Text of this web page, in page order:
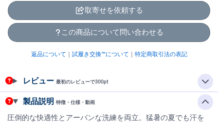
取寄せを依頼する
この商品について問い合わせる
返品について 試履き交換™について 特定商取引法の表記
レビュー 最初のレビューで300pt
製品説明 特徴・仕様・動画
圧倒的な快適性とアーバンな洗練を両立。猛暑の夏でも汗を